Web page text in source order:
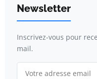
Newsletter
Inscrivez-vous pour
mail.